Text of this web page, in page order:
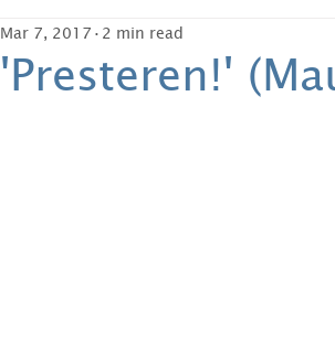
'Presteren!'
Mar 7, 2017 2 min read